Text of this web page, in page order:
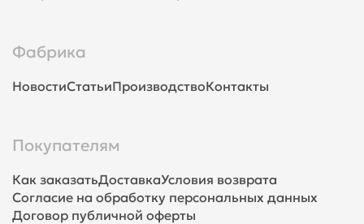
Фабрика
НовостиСтатьиПроизводствоКонтакты
Покупателям
Как заказатьДоставкаУсловия возврата
Согласие на обработку персональных данных
Договор публичной оферты